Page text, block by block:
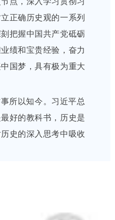
正确历史观的一系列
把握中国共产党砥砺
绩和宝贵经验，奋力
国梦，具有极为重大
所以知今。习近平总
好的教科书，历史是
史的深入思考中吸收